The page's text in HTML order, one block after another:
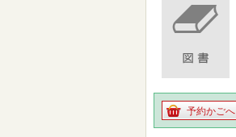
予約かごへ